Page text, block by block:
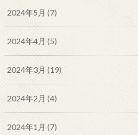
2024年5月 (7)
2024年4月 (5)
2024年3月 (19)
2024年2月 (4)
2024年1月 (7)